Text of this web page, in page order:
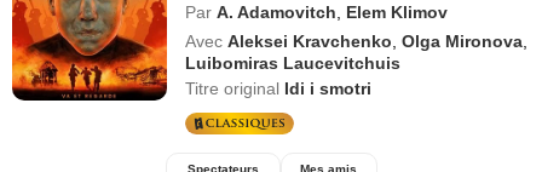
Par A. Adamovitch
Elem Klimov
Avec Aleksei Kravchenko ,Olga Mironova
Luibomiras Laucevitchuis
Titre original Idi i smotri
Spectateurs Mes amis